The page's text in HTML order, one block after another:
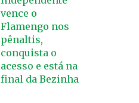
vence o
Flamengo nos
pênaltis,
conquista o
acesso e está na
final da Bezinha